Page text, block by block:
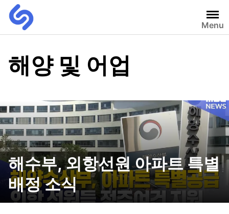
Menu
해양 및 어업
해수부, 외항선원 아파트 특별
배정 소식